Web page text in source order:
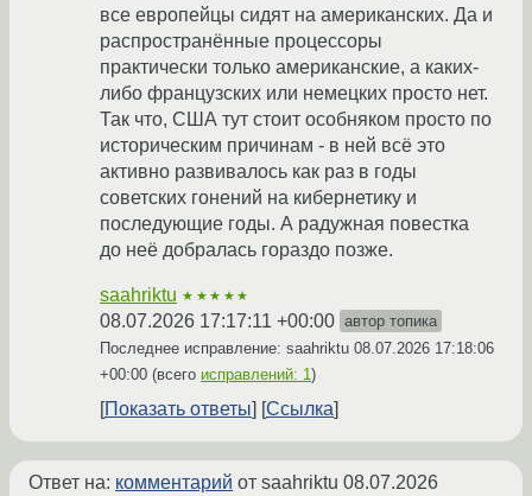
все европейцы сидят на американских. Да и
распространённые процессоры
практически только американские, а каких-
либо французских или немецких просто нет.
Так что, США тут стоит особняком просто по
историческим причинам - в ней всё это
активно развивалось как раз в годы
советских гонений на кибернетику и
последующие годы. А радужная повестка
до неё добралась гораздо позже.
saahriktu ★★★★★
08.07.2026 17:17:11 +00:00 автор топика
Последнее исправление: saahriktu 08.07.2026 17:18:06
+00:00 (всего исправлений: 1 )
Показать ответы Ссылка
Ответ на: комментарий от saahriktu 08.07.2026